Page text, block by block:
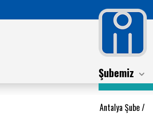
Şubemiz
Antalya Şube/